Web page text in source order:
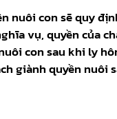
nuôi con sẽ quy
vụ, quyền của
con sau khi ly
giành quyền nuôi